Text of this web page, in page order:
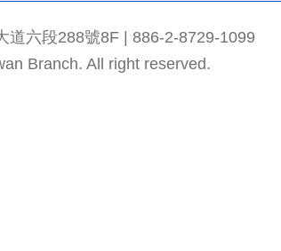
道六段288號8F | 886-2-8729-1099
Branch. All right reserved.